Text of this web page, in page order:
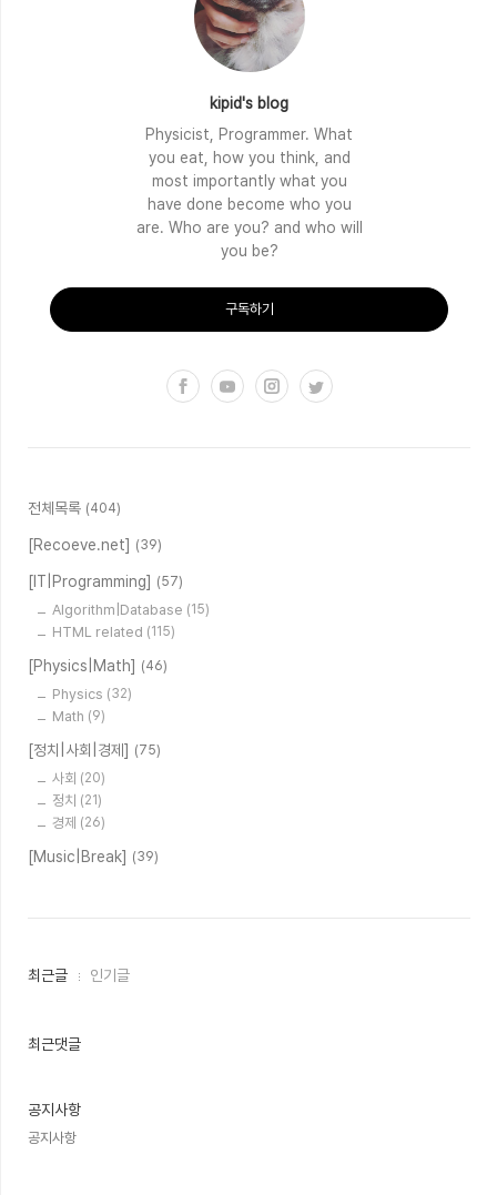
kipid's blog
Physicist, Programmer. What
you eat, how you think, and
most importantly what you
have done become who you
are. Who are you? and who will
you be?
구독하기
전체목록 (404)
[Recoeve.net] (39)
[IT|Programming] (57)
Algorithm|Database (15)
HTML related (115)
[Physics|Math] (46)
Physics (32)
Math (9)
[정치|사회|경제] (75)
사회 (20)
정치 (21)
경제 (26)
[Music|Break] (39)
최
인
최근글 인기글
최근댓글
공지사항
공지사항